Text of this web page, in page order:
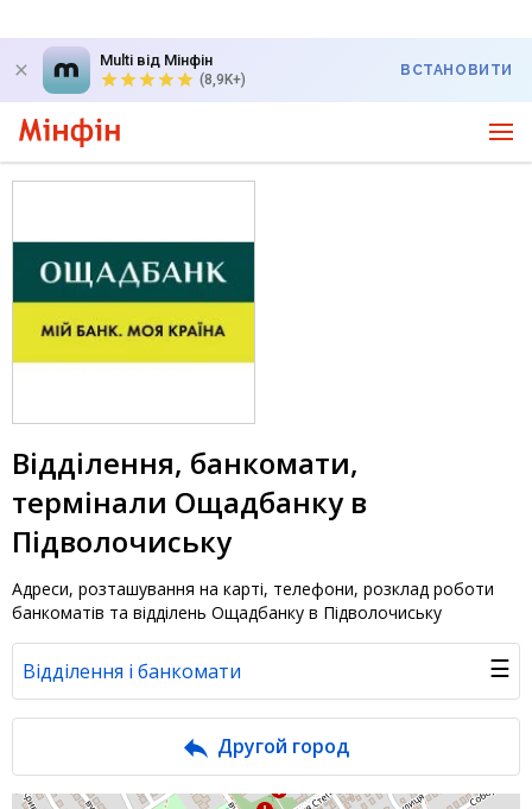
Multi від Мінфін
(8,9K+)
ВСТАНОВИТИ
Відділення, банкомати,
термінали Ощадбанку в
Підволочиську
Адреси, розташування на карті, телефони, розклад роботи
банкоматів та відділень Ощадбанку в Підволочиську
Відділення і банкомати ☰
Другой город